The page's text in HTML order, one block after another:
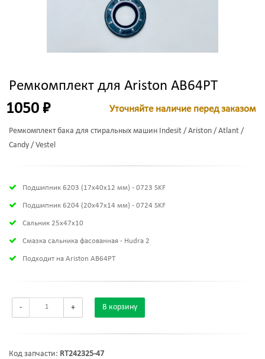
Ремкомплект для Ariston AB64PT
1050 ₽ Уточняйте наличие перед заказом
Ремкомплект бака для стиральных машин Indesit / Ariston / Atlant /
Candy / Vestel
Подшипник 6203 (17х40х12 мм) - 0723 SKF
Подшипник 6204 (20х47х14 мм) - 0724 SKF
Сальник 25x47x10
Смазка сальника фасованная - Hudra 2
Подходит на Ariston AB64PT
- + В корзину
Код запчасти: RT242325-47